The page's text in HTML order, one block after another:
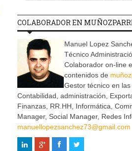
COLABORADOR EN
Manuel Lopez
Técnico
Colaborador on-line
contenidos de
Gestor técnico en
Contabilidad, administración,
Finanzas, RR.HH, Informática,
Manager, Social Manager, Redes
manuellopezsanchez73@gmail.com